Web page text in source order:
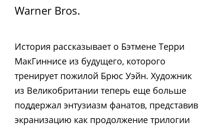
Warner Bros.
История рассказывает о Бэтмене Терри
МакГиннисе из будущего, которого
тренирует пожилой Брюс Уэйн. Художник
из Великобритании теперь еще больше
поддержал энтузиазм фанатов, представив
экранизацию как продолжение трилогии